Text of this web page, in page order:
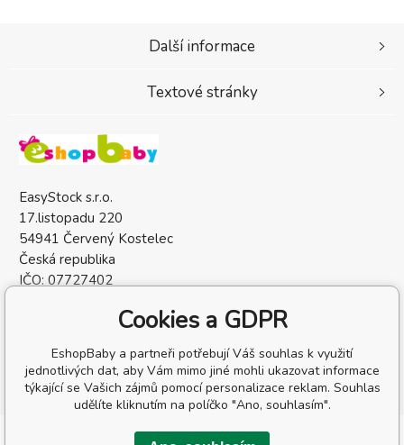
EasyStock s.r.o.
17.listopadu 220
54941 Červený Kostelec
Česká republika
IČO: 07727402
Další informace
Textové stránky
Cookies a GDPR
EshopBaby a partneři potřebují Váš souhlas k využití
jednotlivých dat, aby Vám mimo jiné mohli ukazovat informace
týkající se Vašich zájmů pomocí personalizace reklam. Souhlas
udělíte kliknutím na políčko "Ano, souhlasím".